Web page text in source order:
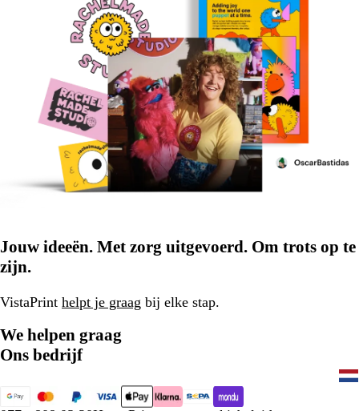
Jouw ideeën. Met zorg uitgevoerd. Om trots op te
zijn.
VistaPrint helpt je graag bij elke stap.
We helpen graag
Ons bedrijf